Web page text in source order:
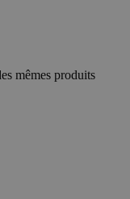
mêmes produits